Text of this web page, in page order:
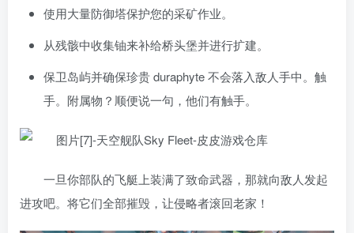
使用大量防御塔保护您的采矿作业。
从残骸中收集铀来补给桥头堡并进行扩建。
保卫岛屿并确保珍贵 duraphyte 不会落入敌人手中。触
手。附属物？顺便说一句，他们有触手。
一旦你部队的飞艇上装满了致命武器，那就向敌人发起
进攻吧。将它们全部摧毁，让侵略者滚回老家！